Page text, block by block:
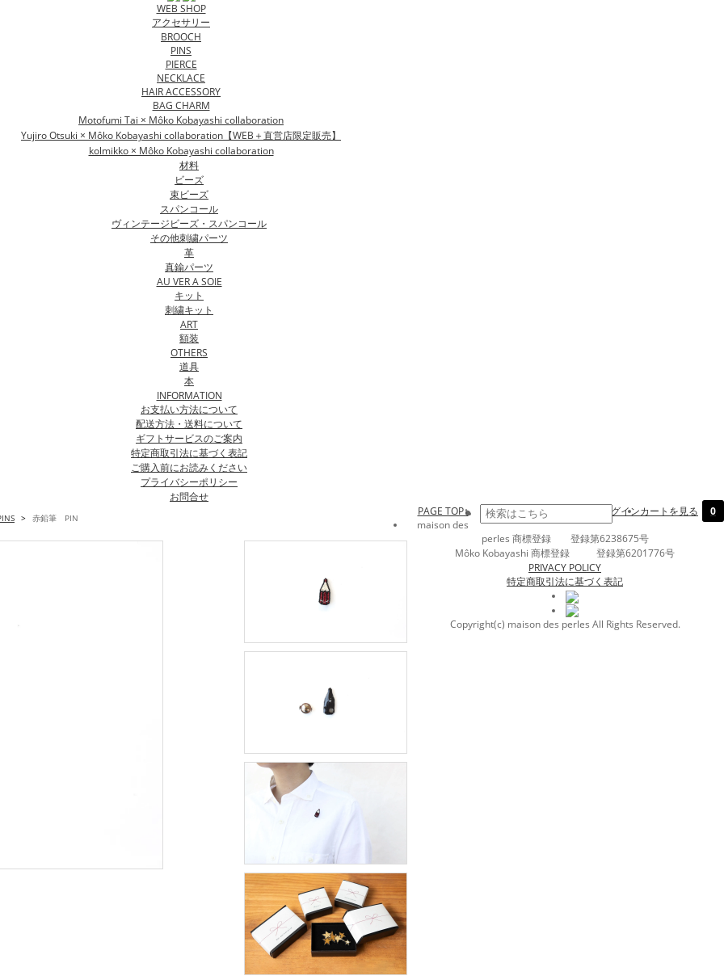
WEB SHOP
アクセサリー
BROOCH
PINS
PIERCE
NECKLACE
HAIR ACCESSORY
BAG CHARM
Motofumi Tai × Môko Kobayashi collaboration
Yujiro Otsuki × Môko Kobayashi collaboration【WEB＋直営店限定販売】
kolmikko × Môko Kobayashi collaboration
材料
ビーズ
束ビーズ
スパンコール
ヴィンテージビーズ・スパンコール
その他刺繍パーツ
革
真鍮パーツ
AU VER A SOIE
キット
刺繍キット
ART
額装
OTHERS
道具
本
INFORMATION
お支払い方法について
配送方法・送料について
ギフトサービスのご案内
特定商取引法に基づく表記
ご購入前にお読みください
プライバシーポリシー
お問合せ
カートを見る
0
ログイン
> 赤鉛筆 PIN
PAGE TOP↑
maison des
perles 商標登録 登録第6238675号
Môko Kobayashi 商標登録 登録第6201776号
PRIVACY POLICY
特定商取引法に基づく表記
Copyright(c) maison des perles All Rights Reserved.